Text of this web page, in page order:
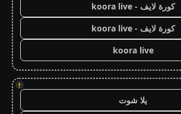
كورة لايف - koora live
كورة لايف - koora live
koora live
!
يلا شوت